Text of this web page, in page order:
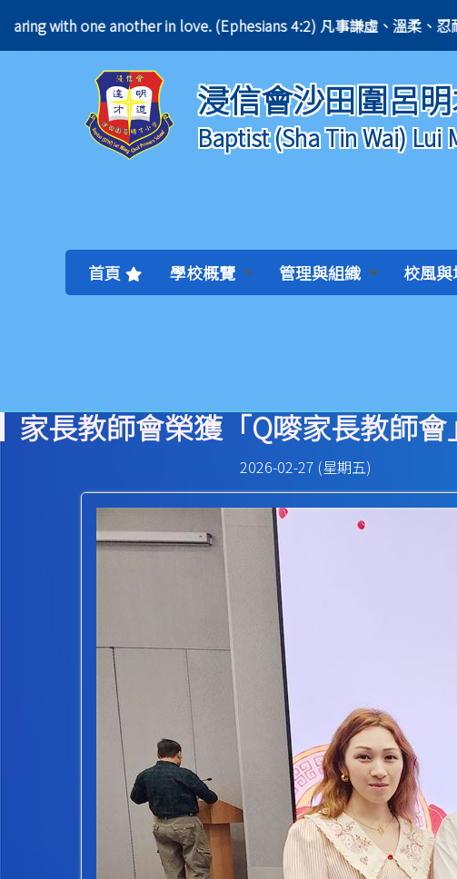
with one another in love. (Ephesians 4:2) 凡事謙虛、溫柔、忍耐
浸信會沙田圍呂
Baptist (Sha Tin Wai) Lui
首頁 學校概覽 管理與組織 校風
家長教師會榮獲「Q嘜家長教師會
2026-02-27 (星期五)